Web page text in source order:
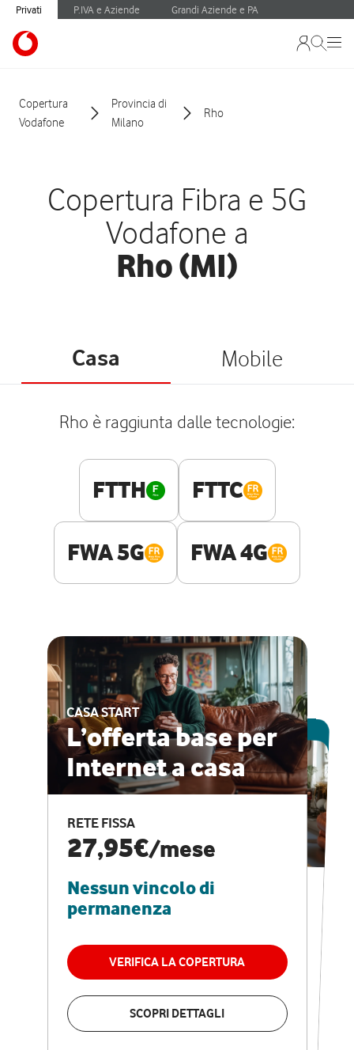
Privati P.IVA e Aziende Grandi Aziende e PA
Copertura
Vodafone
Provincia di
Milano
Rho
Copertura Fibra e 5G
Vodafone a
Rho (MI)
Casa Mobile
Rho è raggiunta dalle tecnologie:
FTTH FTTC
FWA 5G FWA 4G
CASA START
L’offerta base per
Internet a casa
RETE FISSA
27,95€/mese
Nessun vincolo di
permanenza
VERIFICA LA COPERTURA
SCOPRI DETTAGLI
ESCLUSIVA ONLINE
CASA PRO
Internet veloce e
vantaggi speciali
RETE FISSA + VODAFONE CLUB
29,95€
permanenza
VERIFICA LA COPERTURA